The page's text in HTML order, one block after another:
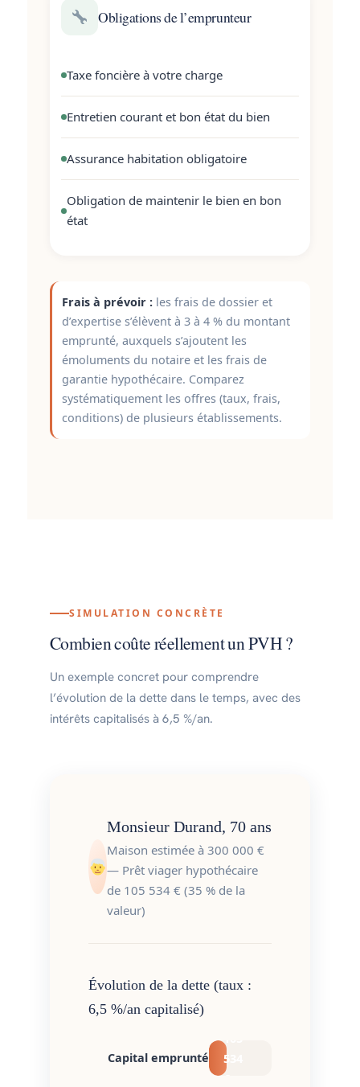
Obligations de l’emprunteur
Taxe foncière à votre charge
Entretien courant et bon état du bien
Assurance habitation obligatoire
Obligation de maintenir le bien en bon
état
Frais à prévoir : les frais de dossier et
d’expertise s’élèvent à 3 à 4 % du montant
emprunté, auxquels s’ajoutent les
émoluments du notaire et les frais de
garantie hypothécaire. Comparez
systématiquement les offres (taux, frais,
conditions) de plusieurs établissements.
SIMULATION CONCRÈTE
Combien coûte réellement un PVH ?
Un exemple concret pour comprendre
l’évolution de la dette dans le temps, avec des
intérêts capitalisés à 6,5 %/an.
Monsieur Durand, 70 ans
Maison estimée à 300 000 €
— Prêt viager hypothécaire
de 105 534 € (35 % de la
valeur)
Évolution de la dette (taux :
6,5 %/an capitalisé)
Capital emprunté
534
€≈